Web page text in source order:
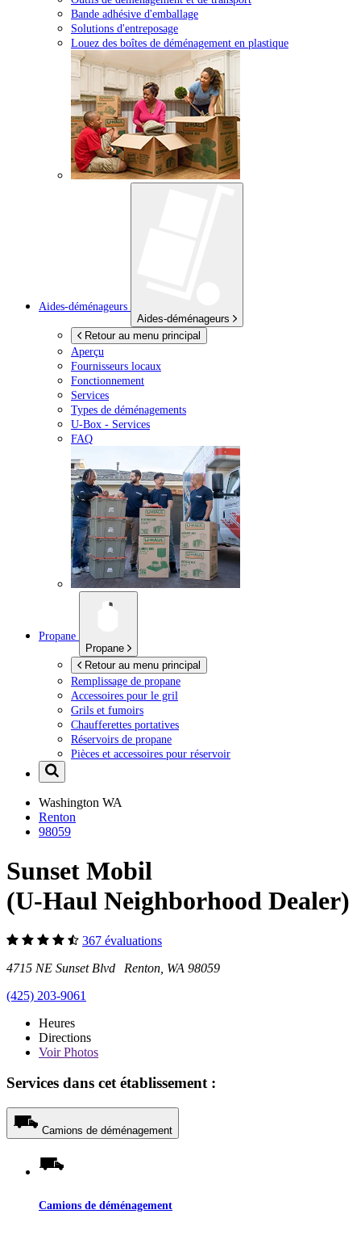
Bande adhésive d'emballage
Solutions d'entreposage
Louez des boîtes de déménagement en plastique
Aides-déménageurs
Aides-déménageurs
Retour au menu principal
Aperçu
Fournisseurs locaux
Fonctionnement
Services
Types de déménagements
U-Box - Services
FAQ
Propane
Propane
Retour au menu principal
Remplissage de propane
Accessoires pour le gril
Grils et fumoirs
Chaufferettes portatives
Réservoirs de propane
Pièces et accessoires pour réservoir
Washington WA
Renton
98059
Sunset Mobil
(U-Haul Neighborhood Dealer)
367 évaluations
4715 NE Sunset Blvd Renton, WA 98059
(425) 203-9061
Heures
Directions
VoirPhotos
Services dans cet établissement :
Camions de déménagement
Camions de déménagement